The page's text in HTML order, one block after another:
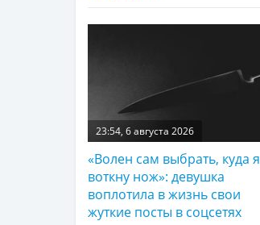
23:54, 6 августа 2026
«Волен сам выбрать, куда я
воткну нож»: девушка
воплотила в жизнь свои
жуткие посты в соцсетях